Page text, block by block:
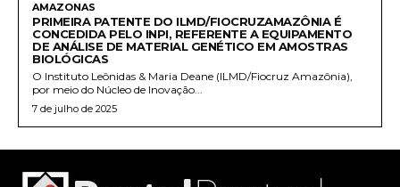
AMAZONAS
PRIMEIRA PATENTE DO ILMD/FIOCRUZAMAZÔNIA É
CONCEDIDA PELO INPI, REFERENTE A EQUIPAMENTO
DE ANÁLISE DE MATERIAL GENÉTICO EM AMOSTRAS
BIOLÓGICAS
O Instituto Leônidas & Maria Deane (ILMD/Fiocruz Amazônia),
por meio do Núcleo de Inovação...
7 de julho de 2025